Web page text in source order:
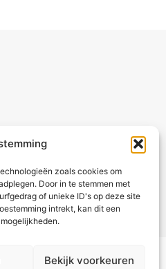
zoals cookies om
Door in te stemmen met
of unieke ID's op deze site
intrekt, kan dit een
Bekijk voorkeuren